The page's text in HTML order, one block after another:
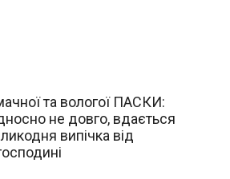
та вологої ПАСКИ:
не довго, вдається
випічка від